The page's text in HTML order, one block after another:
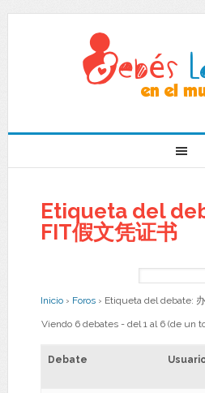
Etiqueta del
FIT假文凭证书
Inicio › Foros › Etiqueta del debate:
Viendo 6 debates - del 1 al 6 (de un
Debate